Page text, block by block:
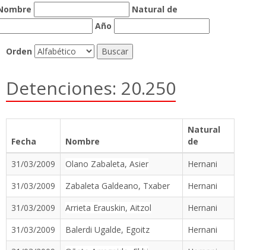
Natural de
Año
Orden
Detenciones: 20.250
Fecha Nombre
Natural
de
31/03/2009
Olano Zabaleta, Asier
Hernani
31/03/2009
Zabaleta Galdeano, Txaber
Hernani
31/03/2009
Arrieta Erauskin, Aitzol
Hernani
31/03/2009
Balerdi Ugalde, Egoitz
Hernani